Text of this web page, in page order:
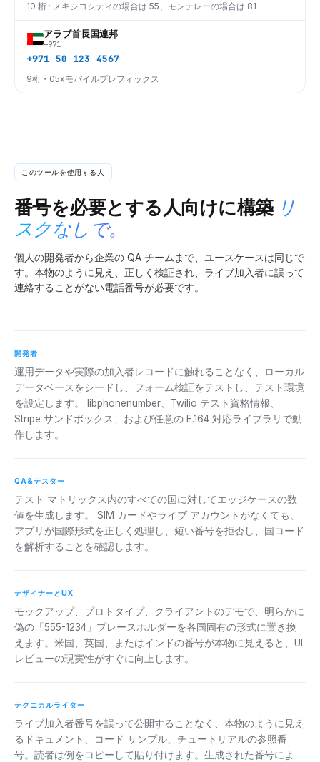
10 桁 · メキシコシティの場合は 55、モンテレーの場合は 81
アラブ首長国連邦
+971
+971 50 123 4567
9桁・05xモバイルプレフィックス
このツールを使用する人
番号を必要とする人向けに構築 リ
スクなしで。
個人の開発者から企業の QA チームまで、ユースケースは同じで
す。本物のように見え、正しく検証され、ライブ加入者に誤って
連絡することがない電話番号が必要です。
開発者
運用データや実際の加入者レコードに触れることなく、ローカル
データベースをシードし、フォーム検証をテストし、テスト環境
を設定します。 libphonenumber、Twilio テスト資格情報、
Stripe サンドボックス、および任意の E.164 対応ライブラリで動
作します。
QA&テスター
テスト マトリックス内のすべての国に対してエッジケースの数
値を生成します。 SIM カードやライブ アカウントがなくても、
アプリが国際形式を正しく処理し、短い番号を拒否し、国コード
を解析することを確認します。
デザイナーとUX
モックアップ、プロトタイプ、クライアントのデモで、明らかに
偽の「555-1234」プレースホルダーを各国固有の形式に置き換
えます。米国、英国、またはインドの番号が本物に見えると、UI
レビューの現実性がすぐに向上します。
テクニカルライター
ライブ加入者番号を誤って公開することなく、本物のように見え
るドキュメント、コード サンプル、チュートリアルの参照番
号。読者は例をコピーして貼り付けます。生成された番号によ